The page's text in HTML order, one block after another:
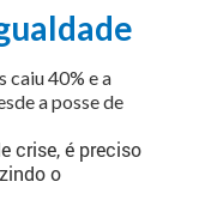
caiu 40% e a
a posse de
crise, é preciso
o